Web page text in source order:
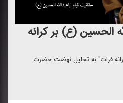
الحسین (ع) بر كرانه
فرات" به تحلیل نهضت حضرت